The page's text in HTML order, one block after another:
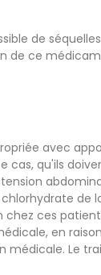
de
de ce
avec
qu'ils
de
ces
en
médicale. Le